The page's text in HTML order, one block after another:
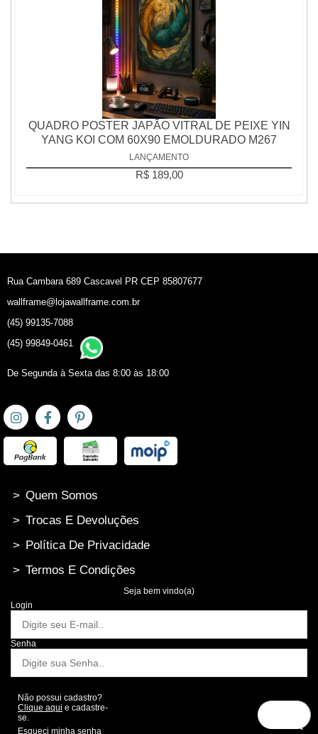
QUADRO POSTER JAPÃO VITRAL DE PEIXE YIN
YANG KOI COM 60X90 EMOLDURADO M267
LANÇAMENTO
R$ 189,00
Rua Cambara 689 Cascavel PR CEP 85807677
wallframe@lojawallframe.com.br
(45) 99135-7088
(45) 99849-0461
De Segunda à Sexta das 8:00 às 18:00
> Quem Somos
> Trocas E Devoluções
> Política De Privacidade
> Termos E Condições
Seja bem vindo(a)
Login
Senha
Não possui cadastro?
Clique aqui e cadastre-
se.
Esqueci minha senha